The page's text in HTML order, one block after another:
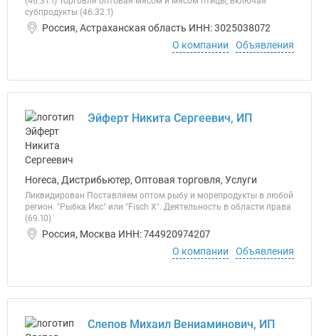
субпродукты (46.32.1)
Россия, Астраханская область ИНН: 3025038072
О компании
Объявления
Эйферт Никита Сергеевич, ИП
Horeca, Дистрибьютер, Оптовая торговля, Услуги
Ликвидирован Поставляем оптом рыбу и морепродукты в любой
регион. "Рыбка Икс" или "Fisch X". Деятельность в области права
(69.10)
Россия, Москва ИНН: 744920974207
О компании
Объявления
Слепов Михаил Вениаминович, ИП